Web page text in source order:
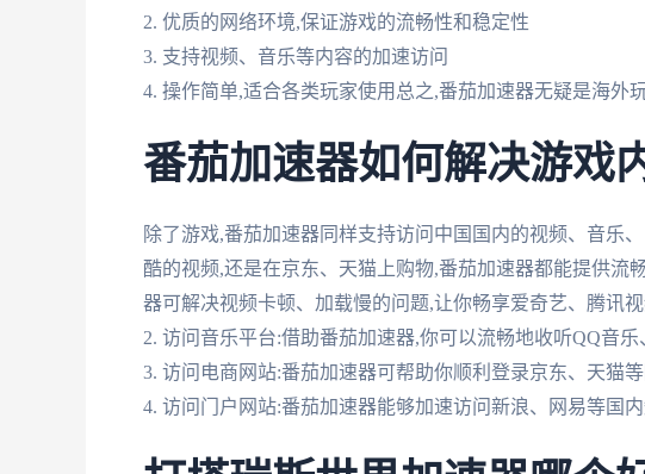
2. 优质的网络环境,保证游戏的流畅性和稳定性
3. 支持视频、音乐等内容的加速访问
4. 操作简单,适合各类玩家使用总之,番茄加速器无疑是海外
番茄加速器如何解决游戏
除了游戏,番茄加速器同样支持访问中国国内的视频、音乐
酷的视频,还是在京东、天猫上购物,番茄加速器都能提供流
器可解决视频卡顿、加载慢的问题,让你畅享爱奇艺、腾讯视
2. 访问音乐平台:借助番茄加速器,你可以流畅地收听QQ音
3. 访问电商网站:番茄加速器可帮助你顺利登录京东、天猫
4. 访问门户网站:番茄加速器能够加速访问新浪、网易等国